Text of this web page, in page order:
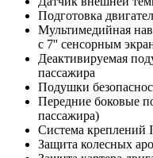
Подготовка
Мультимедийная
с 7'' сенсорным
Деактивируемая
пассажира
Подушки
Передние боковые
пассажира)
Система креплений
Защита колесных